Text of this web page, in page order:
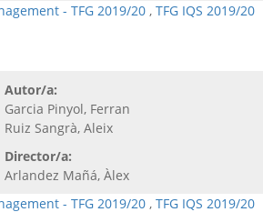
- TFG 2019/20 , TFG IQS 2019/20
Autor/a:
Garcia Pinyol, Ferran
Ruiz Sangrà, Aleix
Director/a:
Arlandez Mañá, Àlex
- TFG 2019/20 , TFG IQS 2019/20